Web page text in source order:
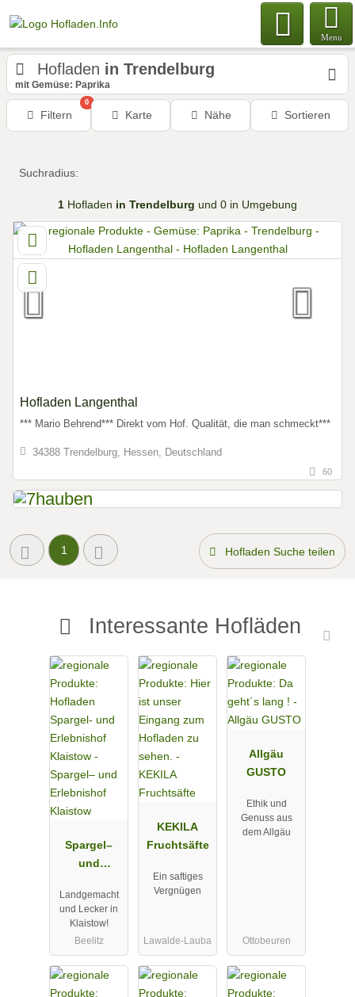
Menu
Hofladen in Trendelburg
mit Gemüse: Paprika
Filtern
0
Karte Nähe Sortieren
Suchradius:
1 Hofladen in Trendelburg und 0 in Umgebung
Hofladen Langenthal
*** Mario Behrend*** Direkt vom Hof. Qualität, die man schmeckt***
34388 Trendelburg, Hessen, Deutschland
60
1 Hofladen Suche teilen
Interessante Hofläden
Spargel–
und
Klaistow
Landgemacht
und Lecker in
Klaistow!
Beelitz
KEKILA
Fruchtsäfte
Ein saftiges
Vergnügen
Lawalde-Lauba
Allgäu
GUSTO
Ethik und
Genuss aus
dem Allgäu
Ottobeuren